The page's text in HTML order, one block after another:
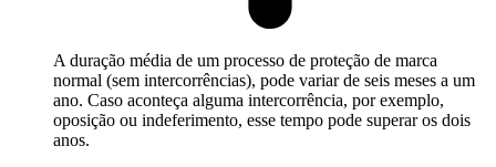
A duração média de um processo de proteção de marca
normal (sem intercorrências), pode variar de seis meses a um
ano. Caso aconteça alguma intercorrência, por exemplo,
oposição ou indeferimento, esse tempo pode superar os dois
anos.